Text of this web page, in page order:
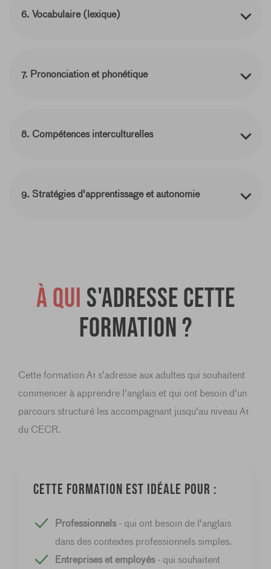
6. Vocabulaire (lexique)
7. Prononciation et phonétique
8. Compétences interculturelles
9. Stratégies d'apprentissage et autonomie
À qui s'adresse cette
formation ?
Cette formation A1 s'adresse aux adultes qui souhaitent
commencer à apprendre l'anglais et qui ont besoin d'un
parcours structuré les accompagnant jusqu'au niveau A1
du CECR.
Cette formation est idéale pour :
Professionnels- qui ont besoin de l'anglais
dans des contextes professionnels simples.
Entreprises et employés- qui souhaitent